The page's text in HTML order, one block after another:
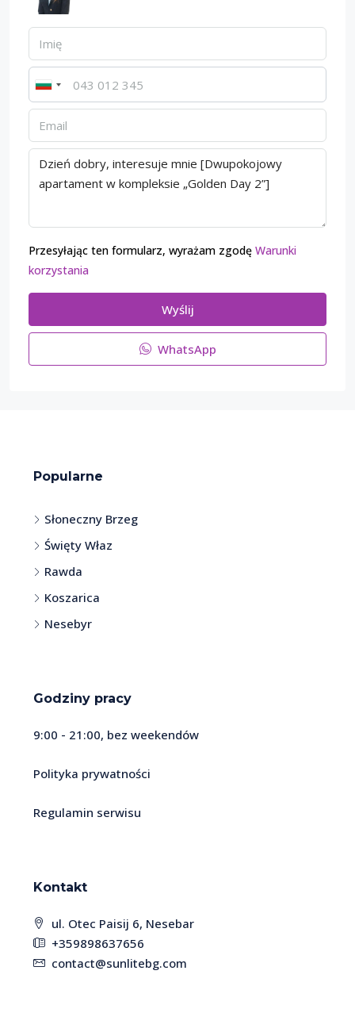
Przesyłając ten formularz, wyrażam zgodę Warunki
korzystania
Wyślij
WhatsApp
Popularne
Słoneczny Brzeg
Święty Właz
Rawda
Koszarica
Nesebyr
Godziny pracy
9:00 - 21:00, bez weekendów
Polityka prywatności
Regulamin serwisu
Kontakt
ul. Otec Paisij 6, Nesebar
+359898637656
contact@sunlitebg.com